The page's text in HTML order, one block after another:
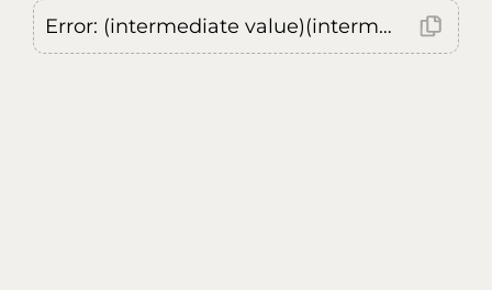
Error: (intermediate value)(intermediate value)(intermediate value).replaceAll is not a function